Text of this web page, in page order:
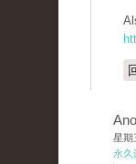
星期
永久